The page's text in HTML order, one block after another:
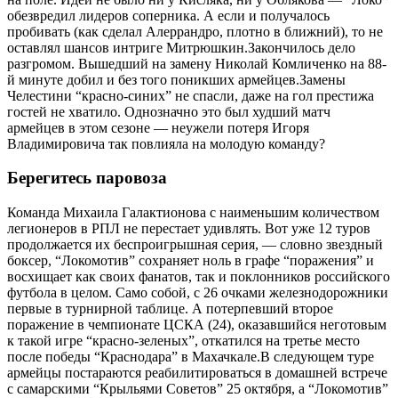
обезвредил лидеров соперника. А если и получалось
пробивать (как сделал Алеррандро, плотно в ближний), то не
оставлял шансов интриге Митрюшкин.Закончилось дело
разгромом. Вышедший на замену Николай Комличенко на 88-
й минуте добил и без того поникших армейцев.Замены
Челестини “красно-синих” не спасли, даже на гол престижа
гостей не хватило. Однозначно это был худший матч
армейцев в этом сезоне — неужели потеря Игоря
Владимировича так повлияла на молодую команду?
Берегитесь паровоза
Команда Михаила Галактионова с наименьшим количеством
легионеров в РПЛ не перестает удивлять. Вот уже 12 туров
продолжается их беспроигрышная серия, — словно звездный
боксер, “Локомотив” сохраняет ноль в графе “поражения” и
восхищает как своих фанатов, так и поклонников российского
футбола в целом. Само собой, с 26 очками железнодорожники
первые в турнирной таблице. А потерпевший второе
поражение в чемпионате ЦСКА (24), оказавшийся неготовым
к такой игре “красно-зеленых”, откатился на третье место
после победы “Краснодара” в Махачкале.В следующем туре
армейцы постараются реабилитироваться в домашней встрече
с самарскими “Крыльями Советов” 25 октября, а “Локомотив”